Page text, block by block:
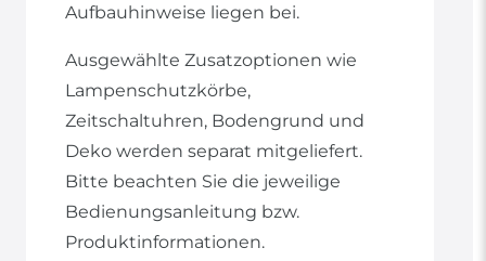
Aufbauhinweise liegen bei.
Ausgewählte Zusatzoptionen wie
Lampenschutzkörbe,
Zeitschaltuhren, Bodengrund und
Deko werden separat mitgeliefert.
Bitte beachten Sie die jeweilige
Bedienungsanleitung bzw.
Produktinformationen.